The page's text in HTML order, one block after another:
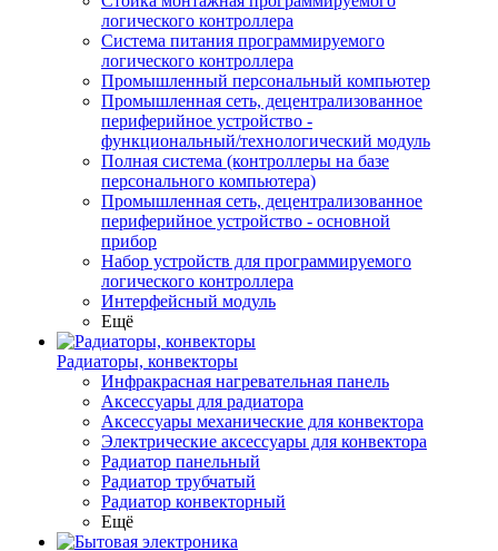
логического контроллера
Система питания программируемого
логического контроллера
Промышленный персональный компьютер
Промышленная сеть, децентрализованное
периферийное устройство -
функциональный/технологический модуль
Полная система (контроллеры на базе
персонального компьютера)
Промышленная сеть, децентрализованное
периферийное устройство - основной
прибор
Набор устройств для программируемого
логического контроллера
Интерфейсный модуль
Ещё
Радиаторы, конвекторы
Инфракрасная нагревательная панель
Аксессуары для радиатора
Аксессуары механические для конвектора
Электрические аксессуары для конвектора
Радиатор панельный
Радиатор трубчатый
Радиатор конвекторный
Ещё